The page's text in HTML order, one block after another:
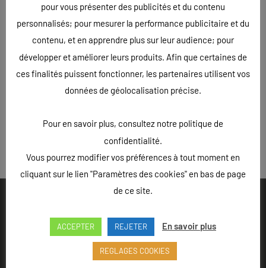
Ouvert du lundi au vendredi de 9h à 18h - Rue Louis Lepître,
Hôtel des entreprises, 52200 LANGRES
pour vous présenter des publicités et du contenu
personnalisés; pour mesurer la performance publicitaire et du
contenu, et en apprendre plus sur leur audience; pour
développer et améliorer leurs produits. Afin que certaines de
ces finalités puissent fonctionner, les partenaires utilisent vos
données de géolocalisation précise.
Pour en savoir plus, consultez notre politique de
confidentialité.
Vous pourrez modifier vos préférences à tout moment en
cliquant sur le lien "Paramètres des cookies" en bas de page
de ce site.
ACCEPTER REJETER En savoir plus
REGLAGES COOKIES